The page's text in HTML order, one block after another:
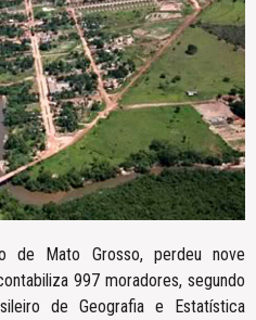
de Mato Grosso, perdeu nove
997 moradores, segundo
de Geografia e Estatística